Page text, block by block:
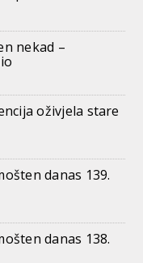
nekad –
oživjela stare
danas 139.
danas 138.